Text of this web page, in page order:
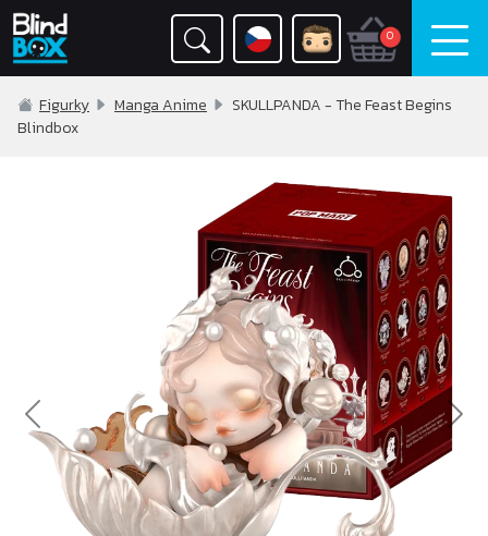
0
Figurky Manga Anime
SKULLPANDA - The Feast Begins
Blindbox
Previous